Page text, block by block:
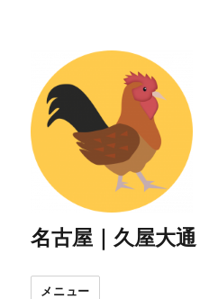
名古屋｜久屋大
メニュー